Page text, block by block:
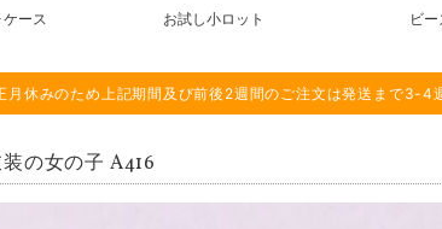
ース お試し小ロット ビー
休みのため上記期間及び前後2週間のご注文は発送まで3-4
の女の子 A416